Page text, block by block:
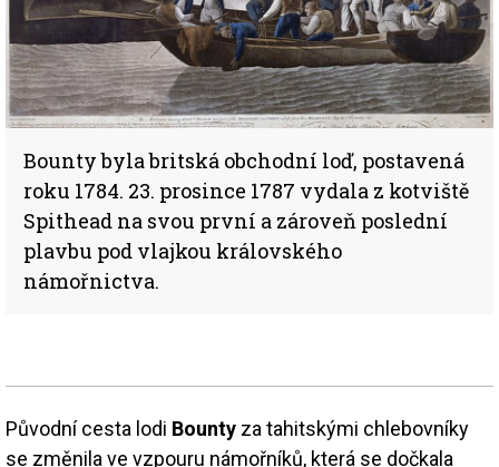
Bounty byla britská obchodní loď, postavená
roku 1784. 23. prosince 1787 vydala z kotviště
Spithead na svou první a zároveň poslední
plavbu pod vlajkou královského
námořnictva.
Původní cesta lodi Bounty za tahitskými chlebovníky
se změnila ve vzpouru námořníků, která se dočkala